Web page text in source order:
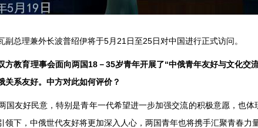
总理兼外长波普绍伊将于5月21日至25日对中国进行正式访问。
教育理事会面向两国18－35岁青年开展了“中俄青年友好与文化交
关系友好。中方对此如何评价？
国友好民意，特别是青年一代希望进一步加强交流的积极意愿，也
下，中俄世代友好将更加深入人心，两国青年也将携手汇聚青春力